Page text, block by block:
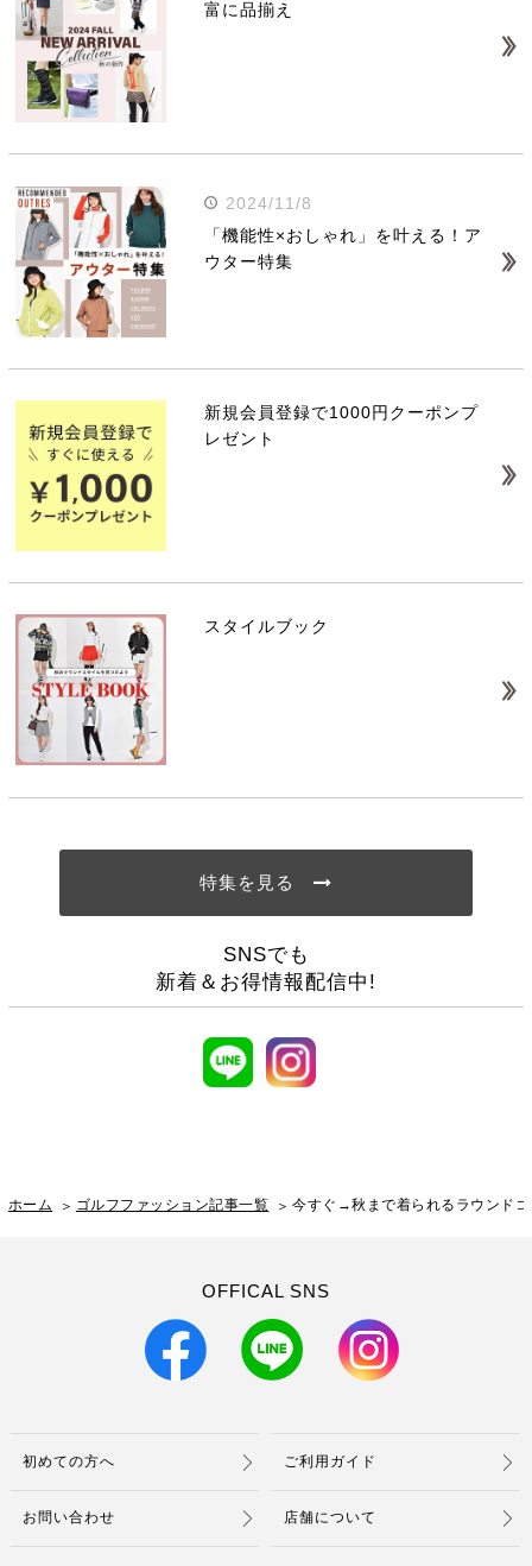
富に品揃え
2024/11/8
「機能性×おしゃれ」を叶える！ア
ウター特集
新規会員登録で1000円クーポンプ
レゼント
スタイルブック
特集を見る
SNSでも
新着＆お得情報配信中!
ホーム ゴルフファッション記事一覧 今すぐ→秋まで着られるラウンド
OFFICAL SNS
初めての方へ ご利用ガイド
お問い合わせ 店舗について